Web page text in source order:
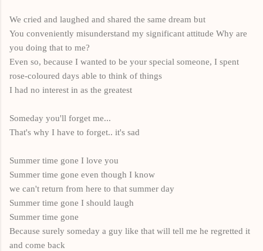
We cried and laughed and shared the same dream but
You conveniently misunderstand my significant attitude Why are
you doing that to me?
Even so, because I wanted to be your special someone, I spent
rose-coloured days able to think of things
I had no interest in as the greatest
Someday you'll forget me...
That's why I have to forget.. it's sad
Summer time gone I love you
Summer time gone even though I know
we can't return from here to that summer day
Summer time gone I should laugh
Summer time gone
Because surely someday a guy like that will tell me he regretted it
and come back